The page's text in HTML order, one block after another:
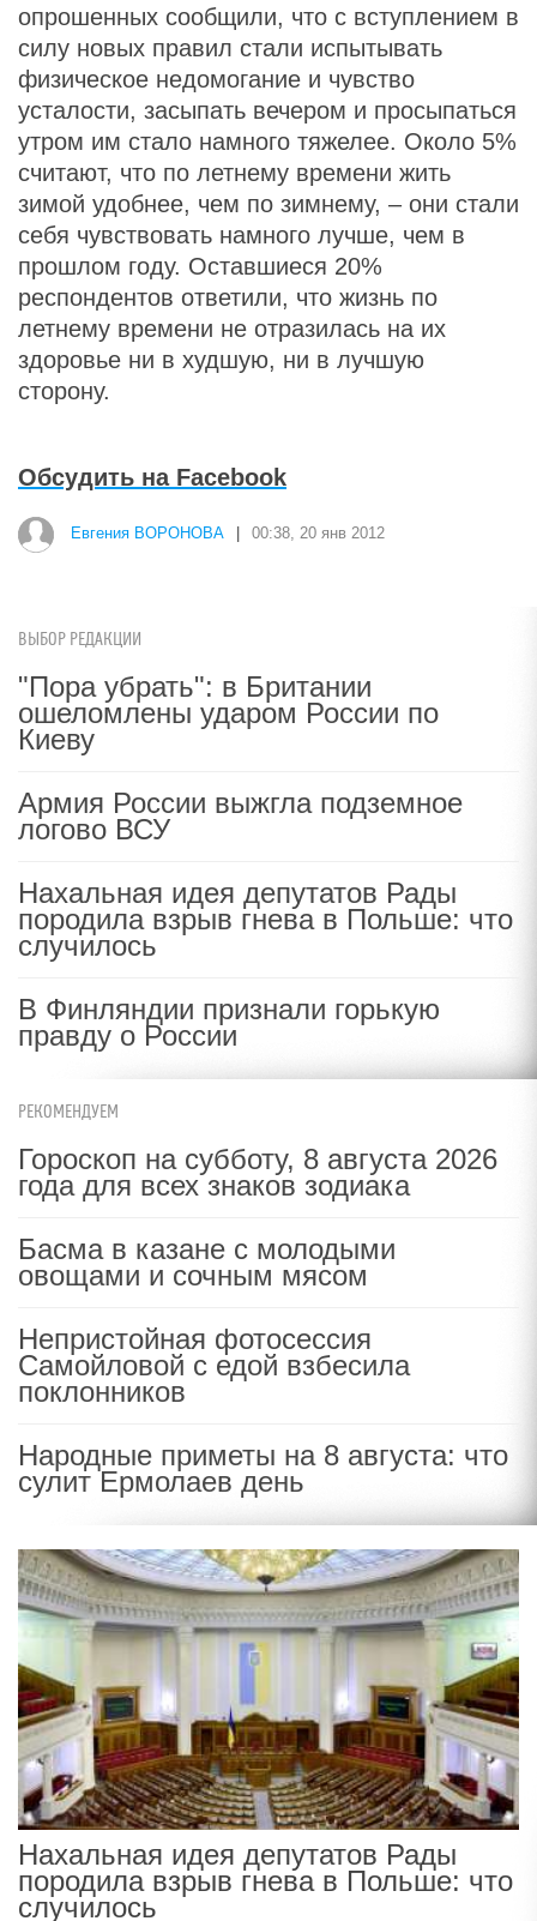
опрошенных сообщили, что с вступлением в
силу новых правил стали испытывать
физическое недомогание и чувство
усталости, засыпать вечером и просыпаться
утром им стало намного тяжелее. Около 5%
считают, что по летнему времени жить
зимой удобнее, чем по зимнему, – они стали
себя чувствовать намного лучше, чем в
прошлом году. Оставшиеся 20%
респондентов ответили, что жизнь по
летнему времени не отразилась на их
здоровье ни в худшую, ни в лучшую
сторону.
Обсудить на Facebook
Евгения ВОРОНОВА 00:38, 20 янв 2012
ВЫБОР РЕДАКЦИИ
"Пора убрать": в Британии
ошеломлены ударом России по
Киеву
Армия России выжгла подземное
логово ВСУ
Нахальная идея депутатов Рады
породила взрыв гнева в Польше: что
случилось
В Финляндии признали горькую
правду о России
РЕКОМЕНДУЕМ
Гороскоп на субботу, 8 августа 2026
года для всех знаков зодиака
Басма в казане с молодыми
овощами и сочным мясом
Непристойная фотосессия
Самойловой с едой взбесила
поклонников
Народные приметы на 8 августа: что
сулит Ермолаев день
Нахальная идея депутатов Рады
породила взрыв гнева в Польше: что
случилось